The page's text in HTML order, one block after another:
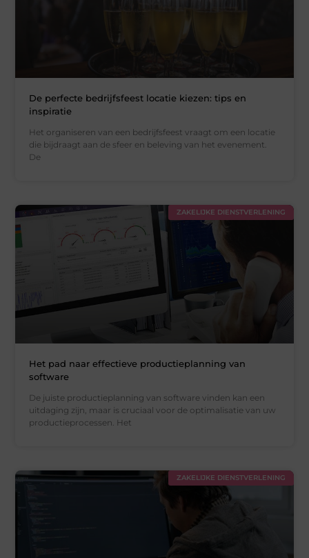
De perfecte bedrijfsfeest locatie kiezen: tips en
inspiratie
Het organiseren van een bedrijfsfeest vraagt om een locatie
die bijdraagt aan de sfeer en beleving van het evenement.
De
ZAKELIJKE DIENSTVERLENING
Het pad naar effectieve productieplanning van
software
De juiste productieplanning van software vinden kan een
uitdaging zijn, maar is cruciaal voor de optimalisatie van uw
productieprocessen. Het
ZAKELIJKE DIENSTVERLENING